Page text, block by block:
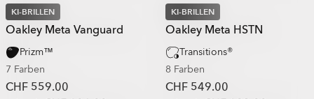
KI-BRILLEN
Oakley Meta Vanguard
Prizm™
7 Farben
CHF 559.00
KI-BRILLEN
Oakley Meta HSTN
Transitions®
8 Farben
CHF 549.00